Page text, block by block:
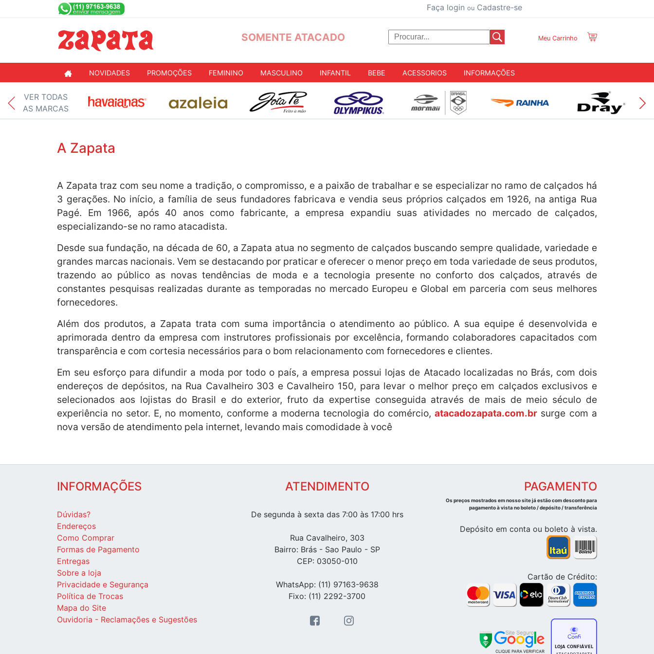
Faça login ou Cadastre-se
SOMENTE ATACADO Meu Carrinho
NOVIDADES PROMOÇÕES FEMININO MASCULINO INFANTIL BEBE ACESSORIOS INFORMAÇÕES
VER TODAS
AS MARCAS
A Zapata
A Zapata traz com seu nome a tradição, o compromisso, e a paixão de trabalhar e se especializar no ramo de calçados há
3 gerações. No início, a família de seus fundadores fabricava e vendia seus próprios calçados em 1926, na antiga Rua
Pagé. Em 1966, após 40 anos como fabricante, a empresa expandiu suas atividades no mercado de calçados,
especializando-se no ramo atacadista.
Desde sua fundação, na década de 60, a Zapata atua no segmento de calçados buscando sempre qualidade, variedade e
grandes marcas nacionais. Vem se destacando por praticar e oferecer o menor preço em toda variedade de seus produtos,
trazendo ao público as novas tendências de moda e a tecnologia presente no conforto dos calçados, através de
constantes pesquisas realizadas durante as temporadas no mercado Europeu e Global em parceria com seus melhores
fornecedores.
Além dos produtos, a Zapata trata com suma importância o atendimento ao público. A sua equipe é desenvolvida e
aprimorada dentro da empresa com instrutores profissionais por excelência, formando colaboradores capacitados com
transparência e com cortesia necessários para o bom relacionamento com fornecedores e clientes.
Em seu esforço para difundir a moda por todo o país, a empresa possui lojas de Atacado localizadas no Brás, com dois
endereços de depósitos, na Rua Cavalheiro 303 e Cavalheiro 150, para levar o melhor preço em calçados exclusivos e
selecionados aos lojistas do Brasil e do exterior, fruto da expertise conseguida através de mais de meio século de
experiência no setor. E, no momento, conforme a moderna tecnologia do comércio,atacadozapata.com.br surge com a
nova versão de atendimento pela internet, levando mais comodidade à você
INFORMAÇÕES
Dúvidas?
Endereços
Como Comprar
Formas de Pagamento
Entregas
Sobre a loja
Privacidade e Segurança
Política de Trocas
Mapa do Site
Ouvidoria - Reclamações e Sugestões
ATENDIMENTO
De segunda à sexta das 7:00 às 17:00 hrs
Rua Cavalheiro, 303
Bairro: Brás - Sao Paulo - SP
CEP: 03050-010
WhatsApp: (11) 97163-9638
Fixo: (11) 2292-3700
PAGAMENTO
Os preços mostrados em nosso site já estão com desconto para
pagamento à vista no boleto / depósito / transferência
Depósito em conta ou boleto à vista.
Cartão de Crédito: